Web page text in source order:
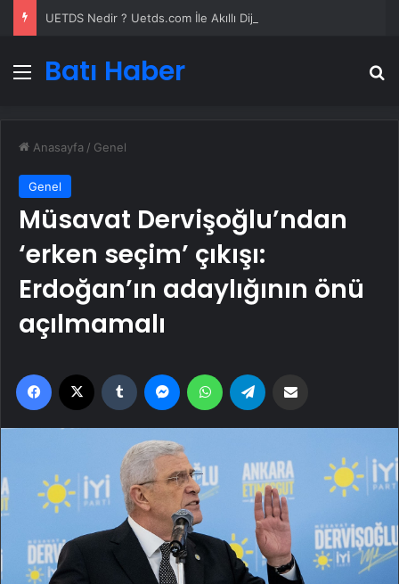
Menü
Batı Haber
Anasayfa / Genel
Genel
Müsavat Dervişoğlu’ndan
‘erken seçim’ çıkışı:
Erdoğan’ın adaylığının önü
açılmamalı
Facebook Tumblr MessengerWhatsApp